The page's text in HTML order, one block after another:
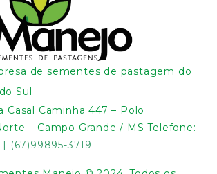
de sementes de pastagem do
Sul
Casal Caminha 447 – Polo
– Campo Grande / MS Telefone:
| (67)99895-3719